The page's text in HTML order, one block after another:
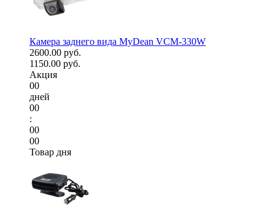
Камера заднего вида MyDean VCM-330W
2600.00 руб.
1150.00 руб.
Акция
00
дней
00
:
00
00
Товар дня